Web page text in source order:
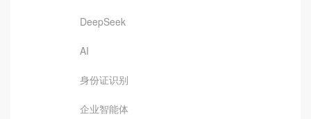
DeepSeek
AI
身份证识别
企业智能体